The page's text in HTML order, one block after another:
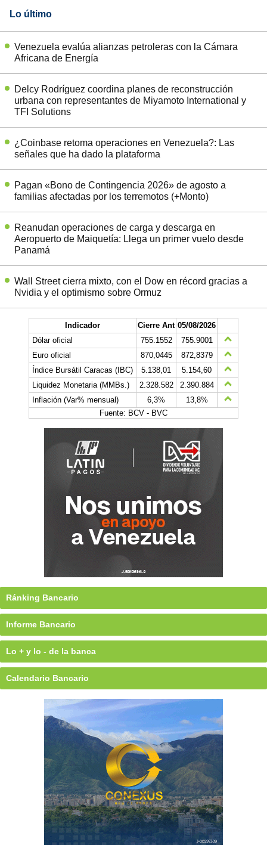
Lo último
Venezuela evalúa alianzas petroleras con la Cámara
Africana de Energía
Delcy Rodríguez coordina planes de reconstrucción
urbana con representantes de Miyamoto International y
TFI Solutions
¿Coinbase retoma operaciones en Venezuela?: Las
señales que ha dado la plataforma
Pagan «Bono de Contingencia 2026» de agosto a
familias afectadas por los terremotos (+Monto)
Reanudan operaciones de carga y descarga en
Aeropuerto de Maiquetía: Llega un primer vuelo desde
Panamá
Wall Street cierra mixto, con el Dow en récord gracias a
Nvidia y el optimismo sobre Ormuz
Indicador Cierre Ant 05/08/2026
Dólar oficial
755.1552
755.9001
Euro oficial
870,0445
872,8379
Índice Bursátil Caracas (IBC)
5.138,01
5.154,60
Liquidez Monetaria (MMBs.)
2.328.582
2.390.884
Inflación (Var% mensual)
6,3%
13,8%
Fuente: BCV - BVC
Ránking Bancario
Informe Bancario
Lo + y lo - de la banca
Calendario Bancario